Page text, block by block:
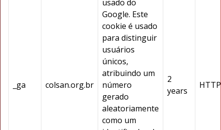
_ga colsan.org.br
usado do
Google. Este
cookie é usado
para distinguir
usuários
únicos,
atribuindo um
número
gerado
aleatoriamente
como um
2
years
HTTP